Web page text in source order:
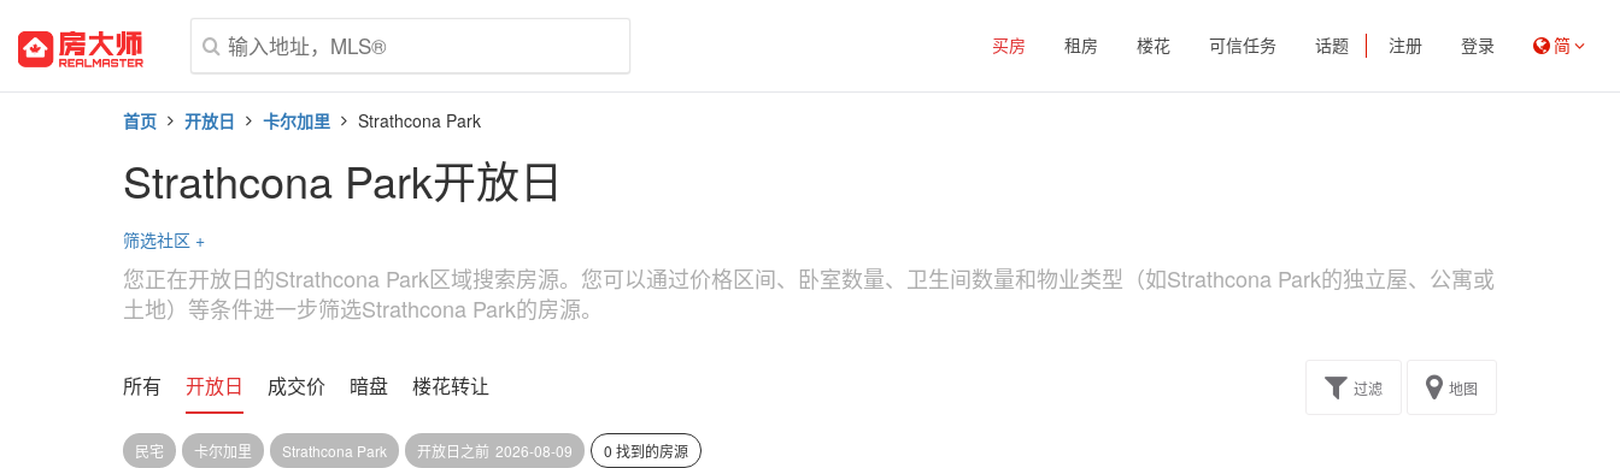
买房 租房 楼花 可信任务 话题 注册 登录 简
首页 开放日 卡尔加里 Strathcona Park
Strathcona Park开放日
筛选社区 +
您正在开放日的Strathcona Park区域搜索房源。您可以通过价格区间、卧室数量、卫生间数量和物业类型（如Strathcona Park的独立屋、公寓或
土地）等条件进一步筛选Strathcona Park的房源。
所有 开放日 成交价 暗盘 楼花转让 过滤 地图
民宅 卡尔加里 Strathcona Park 开放日之前 2026-08-09 0 找到的房源